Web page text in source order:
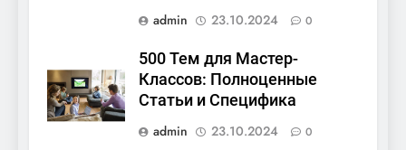
admin
23.10.2024 0
500 Тем для Мастер-
Классов: Полноценные
Статьи и Специфика
admin
23.10.2024 0